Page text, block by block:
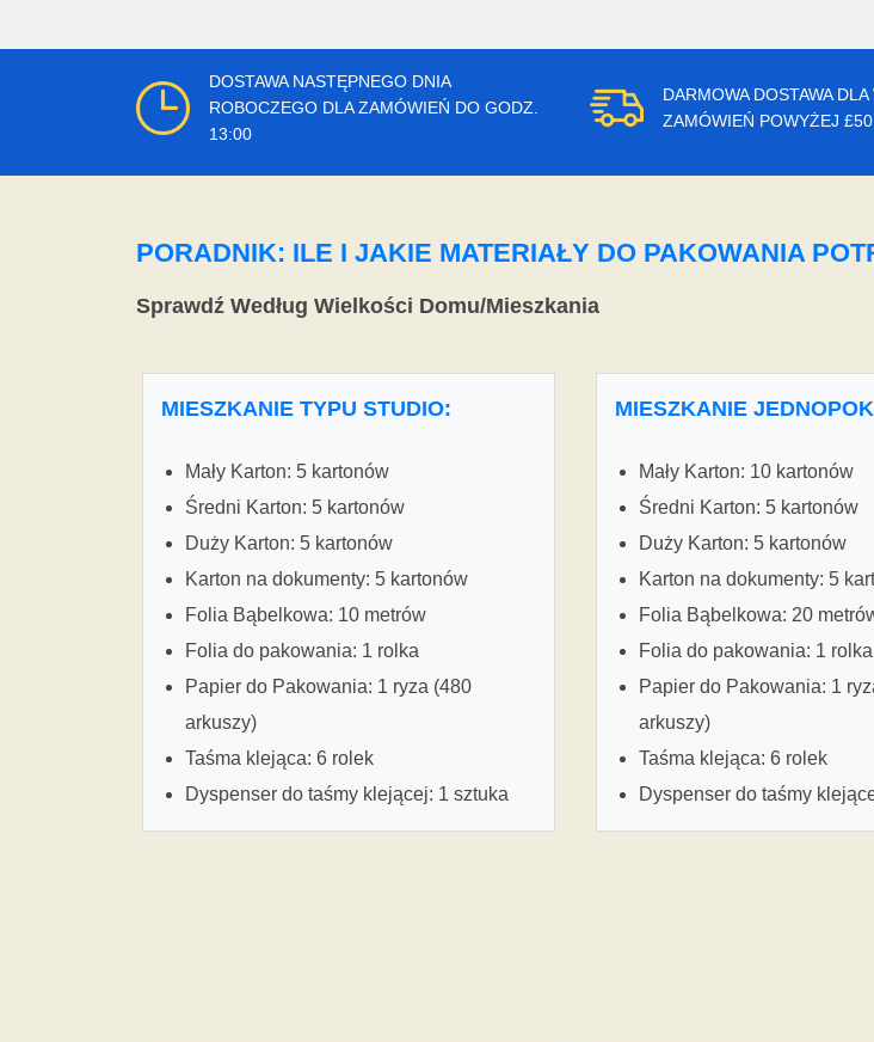
DOSTAWA NASTĘPNEGO DNIA
ROBOCZEGO DLA ZAMÓWIEŃ DO GODZ.
13:00
DARMOWA DOSTAWA
ZAMÓWIEŃ POWYŻEJ £50
PORADNIK: ILE I JAKIE MATERIAŁY DO PAKOWANIA
Sprawdź Według Wielkości Domu/Mieszkania
MIESZKANIE TYPU STUDIO:
Mały Karton: 5 kartonów
Średni Karton: 5 kartonów
Duży Karton: 5 kartonów
Karton na dokumenty: 5 kartonów
Folia Bąbelkowa: 10 metrów
Folia do pakowania: 1 rolka
Papier do Pakowania: 1 ryza (480
arkuszy)
Taśma klejąca: 6 rolek
Dyspenser do taśmy klejącej: 1 sztuka
MIESZKANIE
Mały Karton: 10 kartonów
Średni Karton: 5 kartonów
Duży Karton: 5 kartonów
Karton na dokumenty: 5
Folia Bąbelkowa: 20
Folia do pakowania: 1 rolka
Papier do Pakowania: 1
arkuszy)
Taśma klejąca: 6 rolek
Dyspenser do taśmy